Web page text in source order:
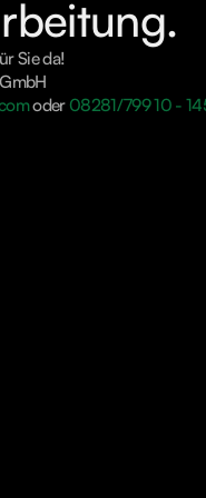
Sie da!
oder08281/799 10 -